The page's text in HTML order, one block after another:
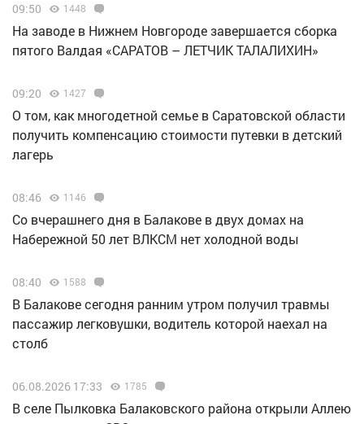
09:50 1448
Н️а заводе в Нижнем Новгороде завершается сборка
пятого Валдая «САРАТОВ – ЛЕТЧИК ТАЛАЛИХИН»
09:20 1427
О том, как многодетной семье в Саратовской области
получить компенсацию стоимости путевки в детский
лагерь
08:46 1146
Со вчерашнего дня в Балакове в двух домах на
Набережной 50 лет ВЛКСМ нет холодной воды
08:40 1588
В Балакове сегодня ранним утром получил травмы
пассажир легковушки, водитель которой наехал на
столб
06.08.2026 17:33 1785
В селе Пылковка Балаковского района открыли Аллею